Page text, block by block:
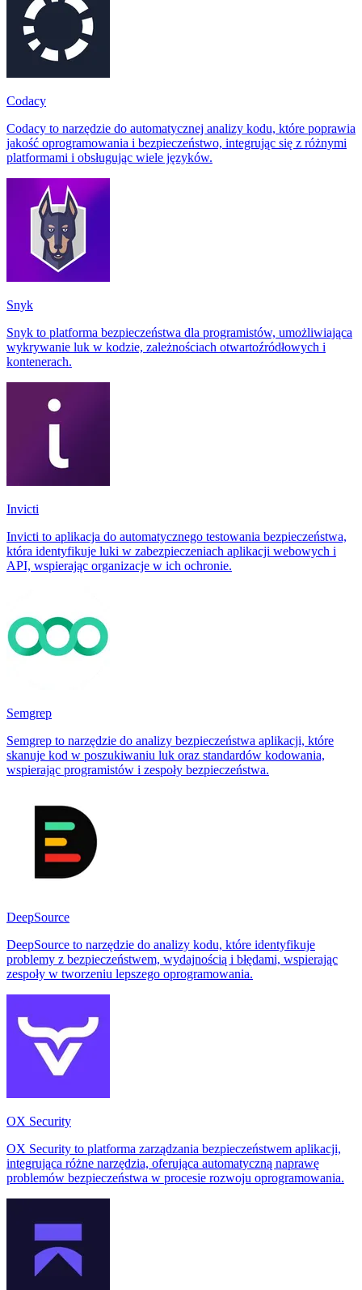
Codacy
Codacy to narzędzie do automatycznej analizy kodu, które poprawia
jakość oprogramowania i bezpieczeństwo, integrując się z różnymi
platformami i obsługując wiele języków.
Snyk
Snyk to platforma bezpieczeństwa dla programistów, umożliwiająca
wykrywanie luk w kodzie, zależnościach otwartoźródłowych i
kontenerach.
Invicti
Invicti to aplikacja do automatycznego testowania bezpieczeństwa,
która identyfikuje luki w zabezpieczeniach aplikacji webowych i
API, wspierając organizacje w ich ochronie.
Semgrep
Semgrep to narzędzie do analizy bezpieczeństwa aplikacji, które
skanuje kod w poszukiwaniu luk oraz standardów kodowania,
wspierając programistów i zespoły bezpieczeństwa.
DeepSource
DeepSource to narzędzie do analizy kodu, które identyfikuje
problemy z bezpieczeństwem, wydajnością i błędami, wspierając
zespoły w tworzeniu lepszego oprogramowania.
OX Security
OX Security to platforma zarządzania bezpieczeństwem aplikacji,
integrująca różne narzędzia, oferująca automatyczną naprawę
problemów bezpieczeństwa w procesie rozwoju oprogramowania.